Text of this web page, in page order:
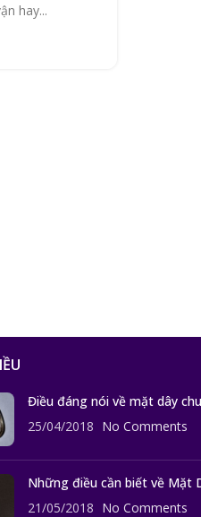
hay...
Điều đáng nói về mặt dây
25/04/2018 No Comments
Những điều cần biết về Mặt
21/05/2018 No Comments